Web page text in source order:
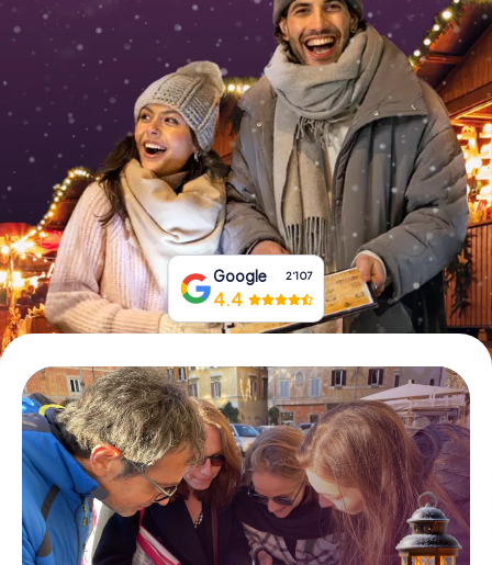
ES
UK
IT
NL
Tickets buchen
Gutscheine bestellen
Google 2‘107
4.4